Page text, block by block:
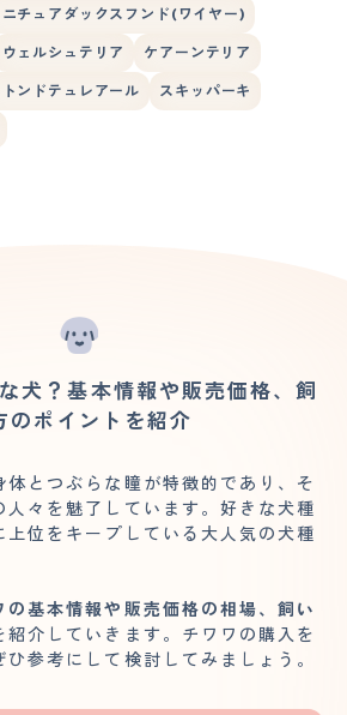
ニチュアダックスフンド(ワイヤー)
ウェルシュテリア ケアーンテリア
トンドテュレアール スキッパーキ
犬？基本情報や販売価格、飼
のポイントを紹介
体とつぶらな瞳が特徴的であり、そ
人々を魅了しています。好きな犬種
上位をキープしている大人気の犬種
の基本情報や販売価格の相場、飼い
紹介していきます。チワワの購入を
参考にして検討してみましょう。